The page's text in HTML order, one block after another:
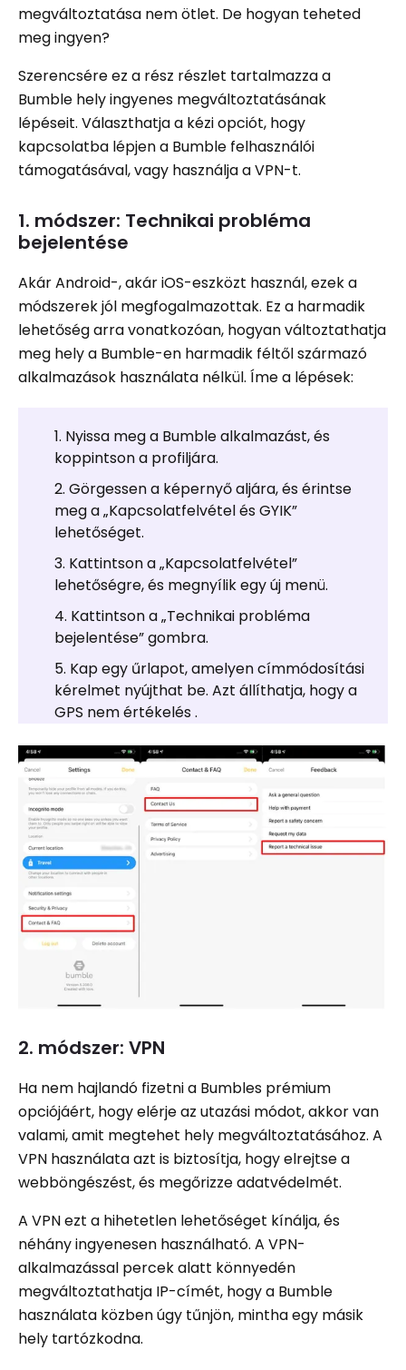
megváltoztatása nem ötlet. De hogyan teheted
meg ingyen?
Szerencsére ez a rész részlet tartalmazza a
Bumble hely ingyenes megváltoztatásának
lépéseit. Választhatja a kézi opciót, hogy
kapcsolatba lépjen a Bumble felhasználói
támogatásával, vagy használja a VPN-t.
1. módszer: Technikai probléma
bejelentése
Akár Android-, akár iOS-eszközt használ, ezek a
módszerek jól megfogalmazottak. Ez a harmadik
lehetőség arra vonatkozóan, hogyan változtathatja
meg hely a Bumble-en harmadik féltől származó
alkalmazások használata nélkül. Íme a lépések:
Nyissa meg a Bumble alkalmazást, és
koppintson a profiljára.
Görgessen a képernyő aljára, és érintse
meg a „Kapcsolatfelvétel és GYIK”
lehetőséget.
Kattintson a „Kapcsolatfelvétel”
lehetőségre, és megnyílik egy új menü.
Kattintson a „Technikai probléma
bejelentése” gombra.
Kap egy űrlapot, amelyen címmódosítási
kérelmet nyújthat be. Azt állíthatja, hogy a
GPS nem értékelés .
2. módszer: VPN
Ha nem hajlandó fizetni a Bumbles prémium
opciójáért, hogy elérje az utazási módot, akkor van
valami, amit megtehet hely megváltoztatásához. A
VPN használata azt is biztosítja, hogy elrejtse a
webböngészést, és megőrizze adatvédelmét.
A VPN ezt a hihetetlen lehetőséget kínálja, és
néhány ingyenesen használható. A VPN-
alkalmazással percek alatt könnyedén
megváltoztathatja IP-címét, hogy a Bumble
használata közben úgy tűnjön, mintha egy másik
hely tartózkodna.